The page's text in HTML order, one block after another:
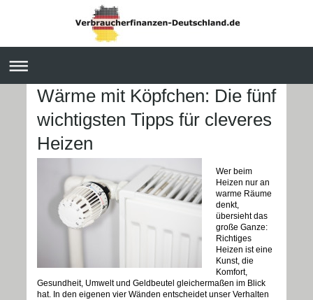
Wärme mit Köpfchen: Die fünf
wichtigsten Tipps für cleveres
Heizen
Wer beim
Heizen nur an
warme Räume
denkt,
übersieht das
große Ganze:
Richtiges
Heizen ist eine
Kunst, die
Komfort,
Gesundheit, Umwelt und Geldbeutel gleichermaßen im Blick
hat. In den eigenen vier Wänden entscheidet unser Verhalten